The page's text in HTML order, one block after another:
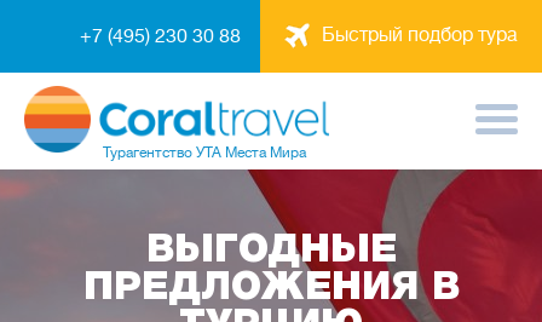
Быстрый подбор тура
+7 (495) 230 30 88
Турагентство УТА Места Мира
ВЫГОДНЫЕ
ПРЕДЛОЖЕНИЯ В